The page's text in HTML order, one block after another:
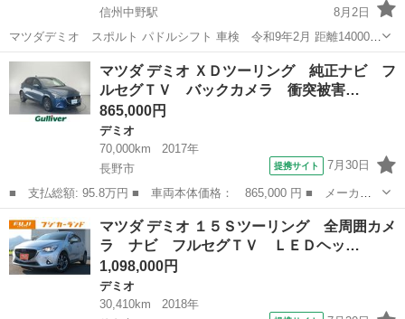
信州中野駅
8月2日
マツダデミオ スポルト パドルシフト 車検 令和9年2月 距離140000
キロ FF エアコンOK 特に不具合無くキビキビ走ります。 スタッドレ
スタイヤ付き 5枚目の写真の部分に凹みがあります。 普段の足代わり
にどう...
長野 中野市 信州中野駅
マツダ デミオ ＸＤツーリング 純正ナビ フ
ルセグＴＶ バックカメラ 衝突被害…
865,000円
デミオ
70,000km
2017年
長野市
提携サイト 7月30日
■ 支払総額: 95.8万円 ■ 車両本体価格： 865,000 円 ■ メーカー
名： マツダ ■ 車種名： デミオ ■ グレード名： ＸＤツーリン
グ 純正ナビ フルセグＴＶ バックカメラ 衝突被害軽減ブレー
キ クルーズコ...
長野 デミオ
マツダ デミオ １５Ｓツーリング 全周囲カメ
ラ ナビ フルセグＴＶ ＬＥＤヘッ…
1,098,000円
デミオ
30,410km
2018年